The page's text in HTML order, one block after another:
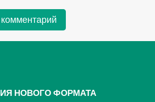
НОВОГО ФОРМАТА